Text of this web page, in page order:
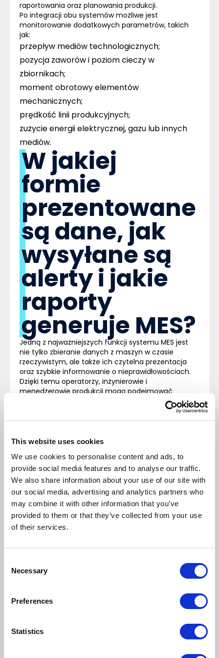
This website uses cookies
We use cookies to personalise content and ads, to
provide social media features and to analyse our traffic.
We also share information about your use of our site with
our social media, advertising and analytics partners who
may combine it with other information that you’ve
provided to them or that they’ve collected from your use
of their services.
Selection
Necessary
Preferences
Statistics
raportowania oraz planowania produkcji.
Po integracji obu systemów możliwe jest
monitorowanie dodatkowych parametrów, takich
jak:
przepływ mediów technologicznych;
pozycja zaworów i poziom cieczy w
zbiornikach;
moment obrotowy elementów
mechanicznych;
prędkość linii produkcyjnych;
zużycie energii elektrycznej, gazu lub innych
mediów.
W jakiej
formie
prezentowane
są dane, jak
wysyłane są
alerty i jakie
raporty
generuje MES?
Jedną z najważniejszych funkcji systemu MES jest
nie tylko zbieranie danych z maszyn w czasie
rzeczywistym, ale także ich czytelna prezentacja
oraz szybkie informowanie o nieprawidłowościach.
Dzięki temu operatorzy, inżynierowie i
menedżerowie produkcji mogą podejmować
decyzje na podstawie aktualnych informacji z hali
Wizualizacja
danych w czasie
rzeczywistym
Dane zbierane przez system MES prezentowane są
najczęściej w postaci interaktywnych dashboardów.
Mogą one być wyświetlane na ekranach
operatorskich na hali produkcyjnej lub w aplikacjach
dostępnych z poziomu przeglądarki internetowej.
Najczęściej stosowane formy wizualizacji to:
wykresy czasu rzeczywistego prezentujące
zmiany parametrów takich jak temperatura,
wizualizacja wskaźników efektywności, takich